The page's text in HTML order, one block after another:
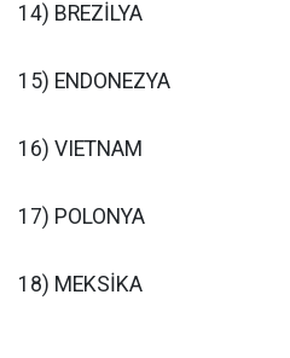
14) BREZİLYA
15) ENDONEZYA
16) VIETNAM
17) POLONYA
18) MEKSİKA